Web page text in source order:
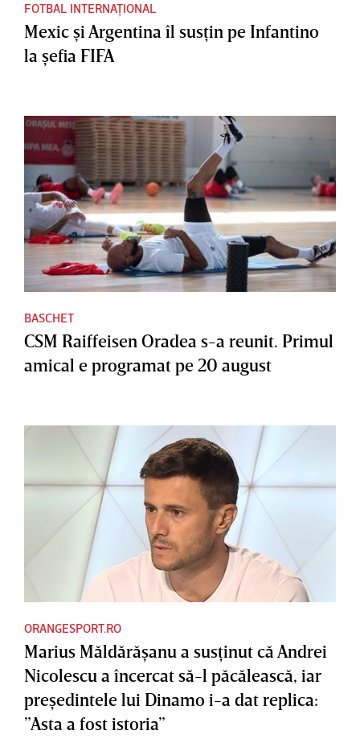
FOTBAL INTERNAȚIONAL
Mexic şi Argentina îl susţin pe Infantino
la şefia FIFA
BASCHET
CSM Raiffeisen Oradea s-a reunit. Primul
amical e programat pe 20 august
ORANGESPORT.RO
Marius Măldărăşanu a susţinut că Andrei
Nicolescu a încercat să-l păcălească, iar
preşedintele lui Dinamo i-a dat replica:
”Asta a fost istoria”